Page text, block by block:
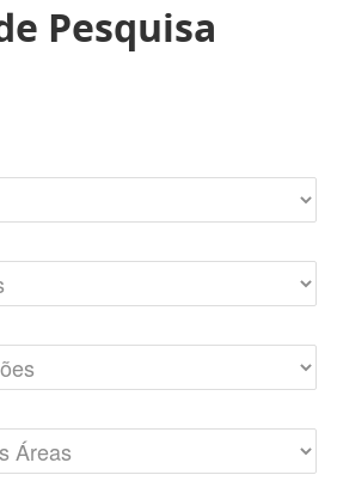
Pesquisa